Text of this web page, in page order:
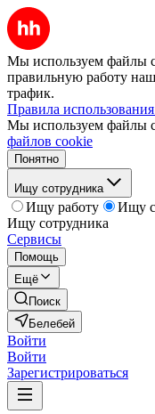
Мы используем файлы
правильную работу
трафик.
Правила
Мы используем файлы
файлов cookie
Понятно
Ищу сотрудника
Ищу работу
Ищу
Ищу сотрудника
Сервисы
Помощь
Ещё
Поиск
Белебей
Войти
Войти
Зарегистрироваться